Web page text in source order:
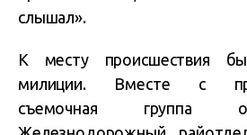
слышал».
К месту происшествия
милиции. Вместе с
съемочная группа